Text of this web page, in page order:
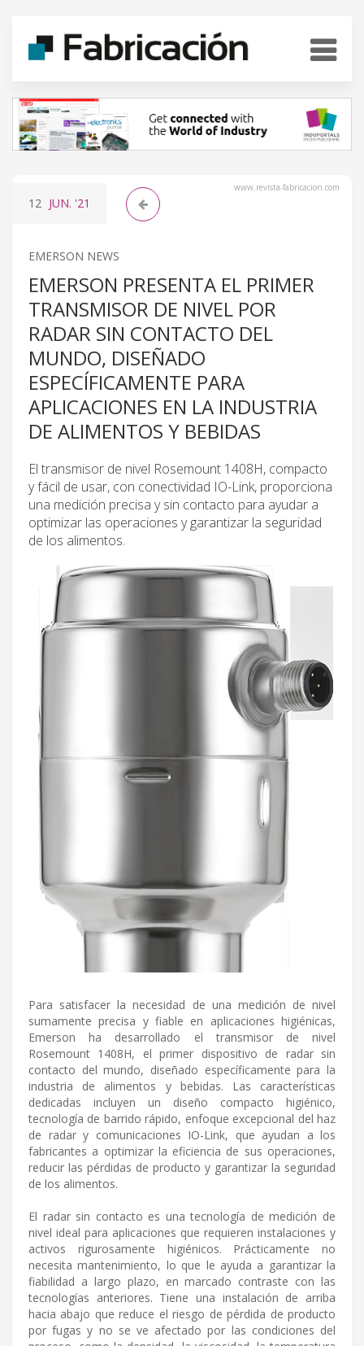
www.revista-fabricacion.com
12 JUN. '21
EMERSON NEWS
EMERSON PRESENTA EL PRIMER
TRANSMISOR DE NIVEL POR
RADAR SIN CONTACTO DEL
MUNDO, DISEÑADO
ESPECÍFICAMENTE PARA
APLICACIONES EN LA INDUSTRIA
DE ALIMENTOS Y BEBIDAS
El transmisor de nivel Rosemount 1408H, compacto
y fácil de usar, con conectividad IO-Link, proporciona
una medición precisa y sin contacto para ayudar a
optimizar las operaciones y garantizar la seguridad
de los alimentos.
Para satisfacer la necesidad de una medición de nivel
sumamente precisa y fiable en aplicaciones higiénicas,
Emerson ha desarrollado el transmisor de nivel
Rosemount 1408H, el primer dispositivo de radar sin
contacto del mundo, diseñado específicamente para la
industria de alimentos y bebidas. Las características
dedicadas incluyen un diseño compacto higiénico,
tecnología de barrido rápido, enfoque excepcional del haz
de radar y comunicaciones IO-Link, que ayudan a los
fabricantes a optimizar la eficiencia de sus operaciones,
reducir las pérdidas de producto y garantizar la seguridad
de los alimentos.
El radar sin contacto es una tecnología de medición de
nivel ideal para aplicaciones que requieren instalaciones y
activos rigurosamente higiénicos. Prácticamente no
necesita mantenimiento, lo que le ayuda a garantizar la
fiabilidad a largo plazo, en marcado contraste con las
tecnologías anteriores. Tiene una instalación de arriba
hacia abajo que reduce el riesgo de pérdida de producto
por fugas y no se ve afectado por las condiciones del